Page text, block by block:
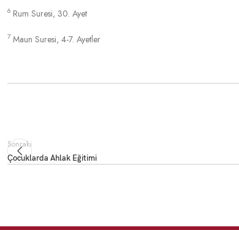
6 Rum Suresi, 30. Ayet
7 Maun Suresi, 4-7. Ayetler
Sonraki
Çocuklarda Ahlak Eğitimi